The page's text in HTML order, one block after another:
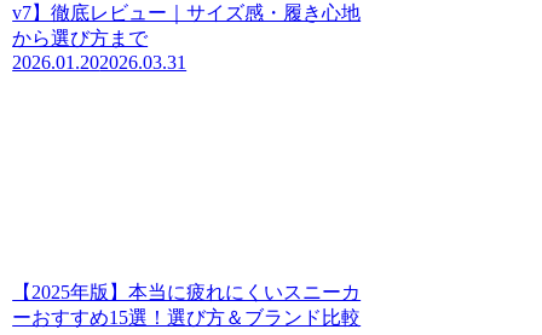
v7】徹底レビュー｜サイズ感・履き心地
から選び方まで
2026.01.202026.03.31
【2025年版】本当に疲れにくいスニーカ
ーおすすめ15選！選び方＆ブランド比較